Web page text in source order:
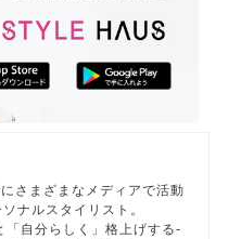
さまざまなメディアで活動
ナルスタイリスト。
「自分らしく」格上げする-